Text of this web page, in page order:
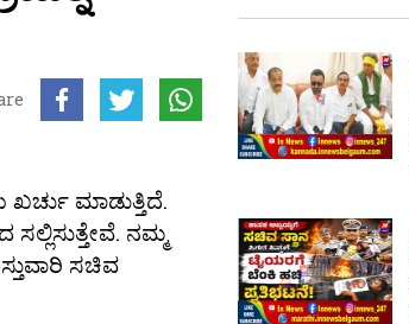
ಖರ್ಚು ಮಾಡುತ್ತಿದೆ.
ನಮ್ಮ
ಸಚಿವ